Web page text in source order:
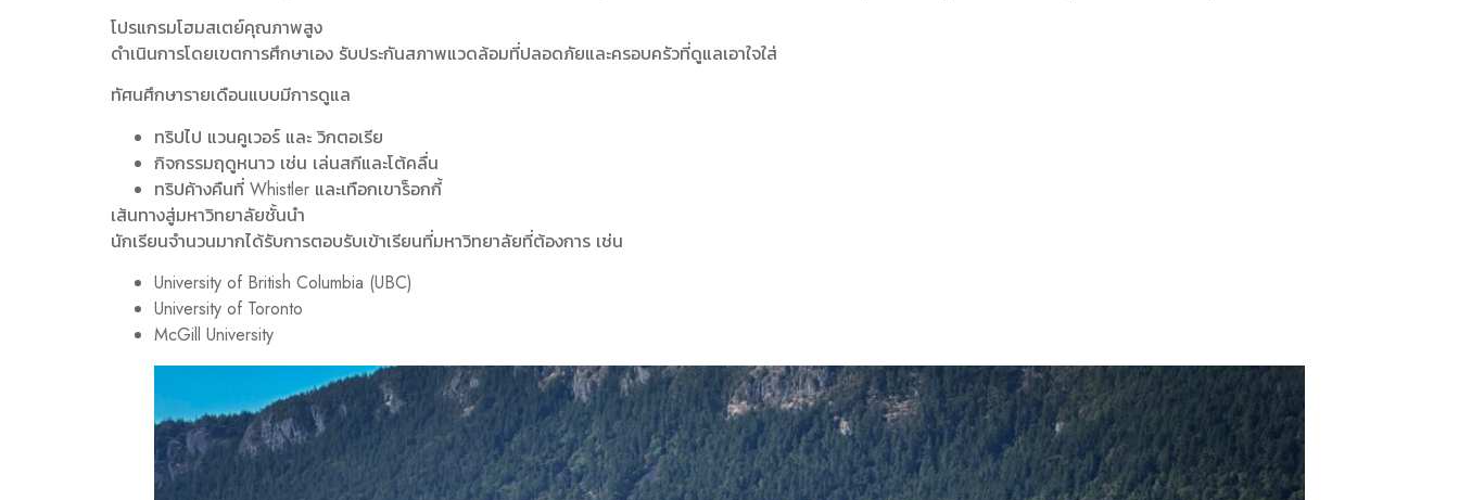
โปรแกรมโฮมสเตย์คุณภาพสูง
ดำเนินการโดยเขตการศึกษาเอง รับประกันสภาพแวดล้อมที่ปลอดภัยและครอบครัวที่ดูแลเอาใจใส่
ทัศนศึกษารายเดือนแบบมีการดูแล
ทริปไป แวนคูเวอร์ และ วิกตอเรีย
กิจกรรมฤดูหนาว เช่น เล่นสกีและโต้คลื่น
ทริปค้างคืนที่ Whistler และเทือกเขาร็อกกี้
เส้นทางสู่มหาวิทยาลัยชั้นนำ
นักเรียนจำนวนมากได้รับการตอบรับเข้าเรียนที่มหาวิทยาลัยที่ต้องการ เช่น
University of British Columbia (UBC)
University of Toronto
McGill University